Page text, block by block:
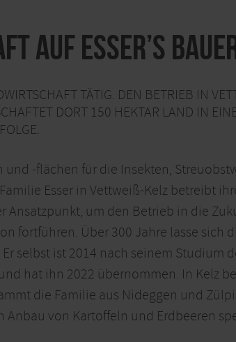
auf Esser’s
TÄTIG. DEN BETRIEB IN
DORT 150 HEKTAR LAND IN
-flächen für die Insekten,
Esser in Vettweiß-Kelz betreibt
Ansatzpunkt, um den Betrieb in die
fortführen. Über 300 Jahre lasse sich
selbst ist 2014 nach seinem Studium
hat ihn 2022 übernommen. In Kelz
die Familie aus Nideggen und
von Kartoffeln und Erdbeeren